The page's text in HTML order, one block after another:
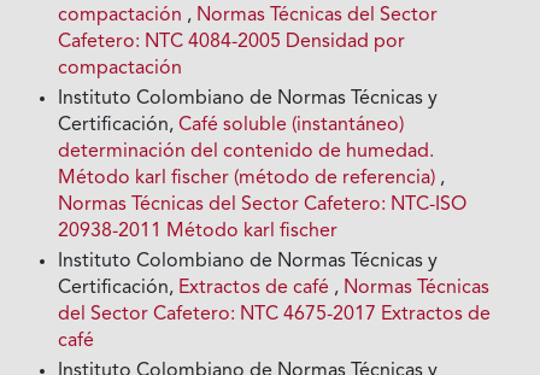
compactación , Normas Técnicas del Sector
Cafetero: NTC 4084-2005 Densidad por
compactación
Instituto Colombiano de Normas Técnicas y
Certificación,Café soluble (instantáneo)
determinación del contenido de humedad.
Método karl fischer (método de referencia) ,
Normas Técnicas del Sector Cafetero: NTC-ISO
20938-2011 Método karl fischer
Instituto Colombiano de Normas Técnicas y
Certificación, Extractos de café , Normas Técnicas
del Sector Cafetero: NTC 4675-2017 Extractos de
café